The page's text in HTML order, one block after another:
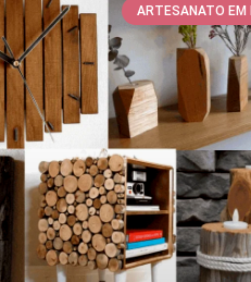
ARTESANATO EM